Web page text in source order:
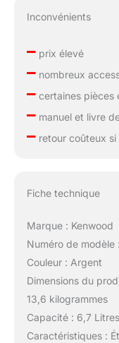
Inconvénients
–prix élevé
–nombreux
–certaines pièces
–manuel et livre
–retour coûteux si
Fiche technique
Marque : Kenwood
Numéro de modèle
Couleur : Argent
Dimensions du
13,6 kilogrammes
Capacité : 6,7 Litres
Caractéristiques :